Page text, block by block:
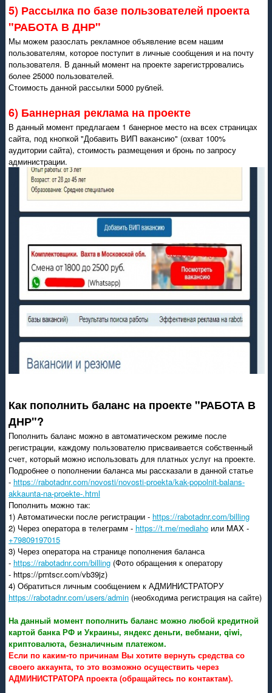
5) Рассылка по базе пользователей проекта
"РАБОТА В ДНР"
Мы можем разослать рекламное объявление всем нашим
пользователям, которое поступит в личные сообщения и на почту
пользователя. В данный момент на проекте зарегистрровались
более 25000 пользователей.
Стоимость данной рассылки 5000 рублей.
6) Баннерная реклама на проекте
В данный момент предлагаем 1 банерное место на всех страницах
сайта, под кнопкой "Добавить ВИП вакансию" (охват 100%
аудитории сайта), стоимость размещения и бронь по запросу
администрации.
Как пополнить баланс на проекте "РАБОТА В
ДНР"?
Пополнить баланс можно в автоматическом режиме после
регистрации, каждому пользователю присваивается собственный
счет, который можно использовать для платных услуг на проекте.
Подробнее о пополнении баланса мы рассказали в данной статье
- https://rabotadnr.com/novosti/novosti-proekta/kak-popolnit-balans-
akkaunta-na-proekte-.html
Пополнить можно так:
1) Автоматически после регистрации - https://rabotadnr.com/billing
2) Через оператора в телеграмм - https://t.me/mediahoили MAX -
+79809197015
3) Через оператора на странице пополнения баланса
- https://rabotadnr.com/billing(Фото обращения к оператору
- https://prntscr.com/vb39jz)
4) Обратиться личным сообщением к АДМИНИСТРАТОРУ
https://rabotadnr.com/users/admin(необходима регистрация на сайте)
На данный момент пополнить баланс можно любой кредитной
картой банка РФ и Украины, яндекс деньги, вебмани, qiwi,
криптовалюта, безналичным платежом.
Если по каким-то причинам Вы хотите вернуть средства со
своего аккаунта, то это возможно осуществить через
АДМИНИСТРАТОРА проекта (обращайтесь по контактам).